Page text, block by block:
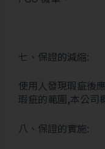
七、保證的減縮:
使用人發現瑕疵後
瑕疵的範圍,本公司
八、保證的實施: